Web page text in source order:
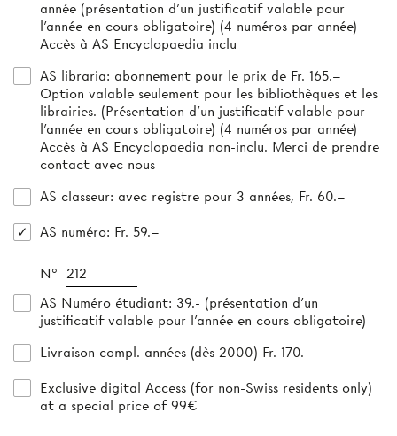
année (présentation d’un justificatif valable pour
l’année en cours obligatoire) (4 numéros par année)
Accès à AS Encyclopaedia inclu
AS libraria: abonnement pour le prix de Fr. 165.–
Option valable seulement pour les bibliothèques et les
librairies. (Présentation d'un justificatif valable pour
l'année en cours obligatoire) (4 numéros par année)
Accès à AS Encyclopaedia non-inclu. Merci de prendre
contact avec nous
AS classeur: avec registre pour 3 années, Fr. 60.–
AS numéro: Fr. 59.–
N°
AS Numéro étudiant: 39.- (présentation d’un
justificatif valable pour l’année en cours obligatoire)
Livraison compl. années (dès 2000) Fr. 170.–
Exclusive digital Access (for non-Swiss residents only)
at a special price of 99€